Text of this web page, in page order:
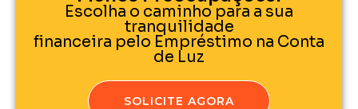
Escolha o caminho para a sua
tranquilidade
financeira pelo Empréstimo na Conta
de Luz
SOLICITE AGORA